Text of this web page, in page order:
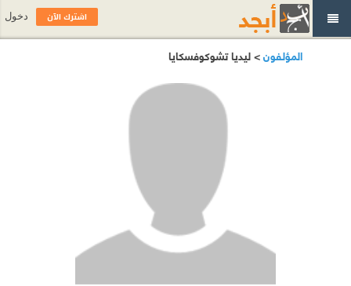
المؤلفون> ليديا تشوكوفسكايا
اشترك الآن دخول